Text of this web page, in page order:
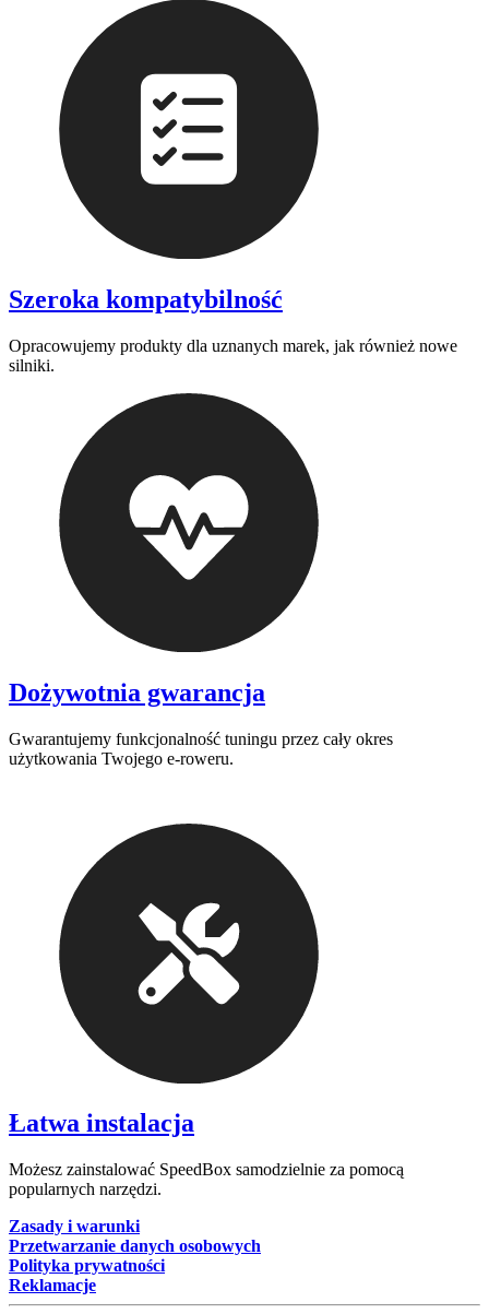
Szeroka kompatybilność
Opracowujemy produkty dla uznanych marek, jak również nowe
silniki.
Dożywotnia gwarancja
Gwarantujemy funkcjonalność tuningu przez cały okres
użytkowania Twojego e-roweru.
Łatwa instalacja
Możesz zainstalować SpeedBox samodzielnie za pomocą
popularnych narzędzi.
Zasady i warunki
Przetwarzanie danych osobowych
Polityka prywatności
Reklamacje